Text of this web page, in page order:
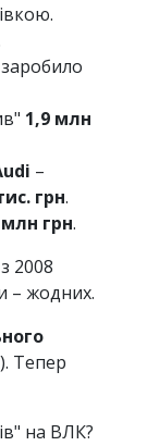
1,9 млн
–
грн.
грн.
2008
– жодних.
Тепер
на ВЛК?